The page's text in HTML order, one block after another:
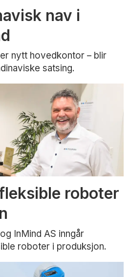
nav i
nytt hovedkontor – blir
satsing.
roboter
InMind AS inngår
roboter i produksjon.